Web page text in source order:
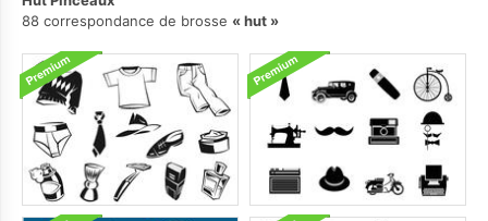
88 correspondance de brosse
hut